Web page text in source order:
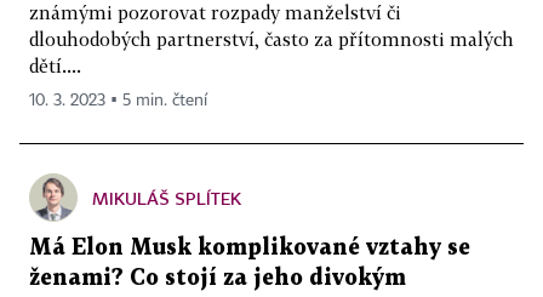
známými pozorovat rozpady manželství či
dlouhodobých partnerství, často za přítomnosti malých
dětí....
10. 3. 2023 ▪ 5 min. čtení
MIKULÁŠ SPLÍTEK
Má Elon Musk komplikované vztahy se
ženami? Co stojí za jeho divokým